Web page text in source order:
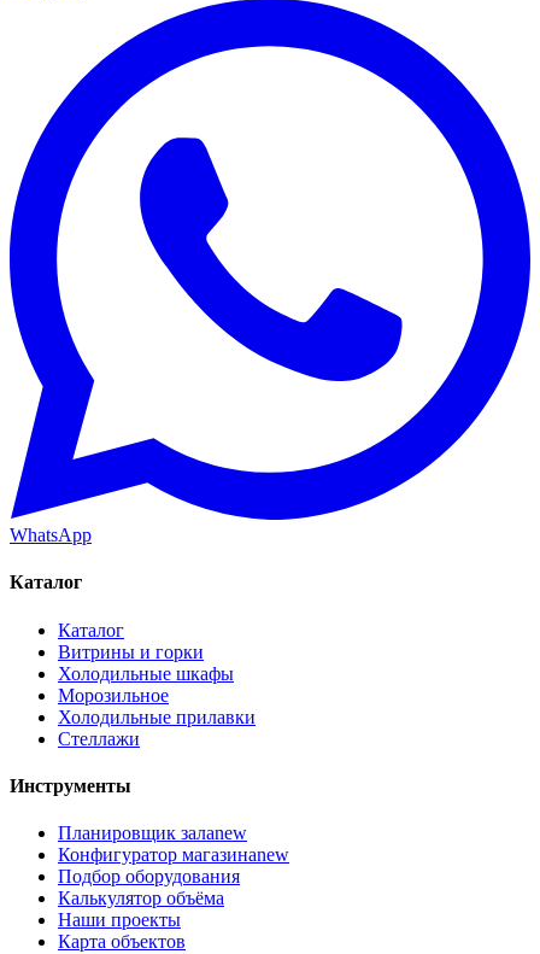
WhatsApp
Каталог
Каталог
Витрины и горки
Холодильные шкафы
Морозильное
Холодильные прилавки
Стеллажи
Инструменты
Планировщик залаnew
Конфигуратор магазинаnew
Подбор оборудования
Калькулятор объёма
Наши проекты
Карта объектов